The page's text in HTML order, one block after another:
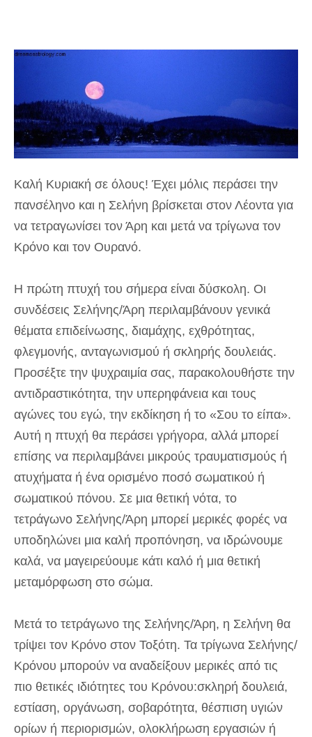
Καλή Κυριακή σε όλους! Έχει μόλις περάσει την
πανσέληνο και η Σελήνη βρίσκεται στον Λέοντα για
να τετραγωνίσει τον Άρη και μετά να τρίγωνα τον
Κρόνο και τον Ουρανό.
Η πρώτη πτυχή του σήμερα είναι δύσκολη. Οι
συνδέσεις Σελήνης/Άρη περιλαμβάνουν γενικά
θέματα επιδείνωσης, διαμάχης, εχθρότητας,
φλεγμονής, ανταγωνισμού ή σκληρής δουλειάς.
Προσέξτε την ψυχραιμία σας, παρακολουθήστε την
αντιδραστικότητα, την υπερηφάνεια και τους
αγώνες του εγώ, την εκδίκηση ή το «Σου το είπα».
Αυτή η πτυχή θα περάσει γρήγορα, αλλά μπορεί
επίσης να περιλαμβάνει μικρούς τραυματισμούς ή
ατυχήματα ή ένα ορισμένο ποσό σωματικού ή
σωματικού πόνου. Σε μια θετική νότα, το
τετράγωνο Σελήνης/Άρη μπορεί μερικές φορές να
υποδηλώνει μια καλή προπόνηση, να ιδρώνουμε
καλά, να μαγειρεύουμε κάτι καλό ή μια θετική
μεταμόρφωση στο σώμα.
Μετά το τετράγωνο της Σελήνης/Άρη, η Σελήνη θα
τρίψει τον Κρόνο στον Τοξότη. Τα τρίγωνα Σελήνης/
Κρόνου μπορούν να αναδείξουν μερικές από τις
πιο θετικές ιδιότητες του Κρόνου:σκληρή δουλειά,
εστίαση, οργάνωση, σοβαρότητα, θέσπιση υγιών
ορίων ή περιορισμών, ολοκλήρωση εργασιών ή